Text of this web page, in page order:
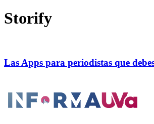
Storify
Las Apps para periodistas que